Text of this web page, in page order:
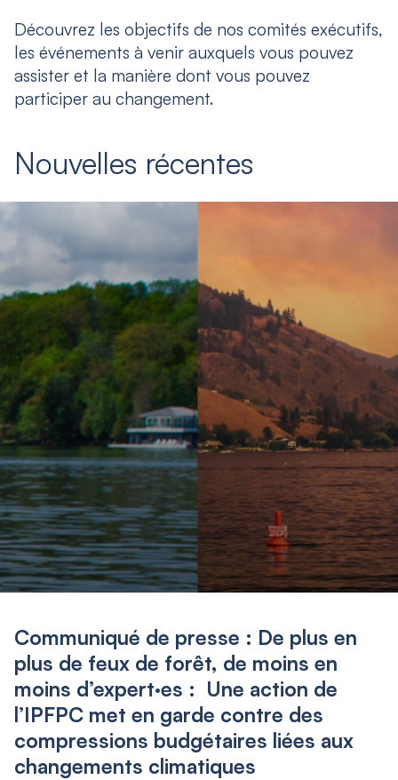
Découvrez les objectifs de nos comités exécutifs,
les événements à venir auxquels vous pouvez
assister et la manière dont vous pouvez
participer au changement.
Nouvelles récentes
Communiqué de presse : De plus en
plus de feux de forêt, de moins en
moins d’expert·es : Une action de
l’IPFPC met en garde contre des
compressions budgétaires liées aux
changements climatiques